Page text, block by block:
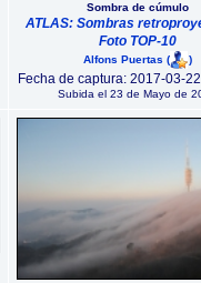
Sombra de cúmulo
ATLAS: Sombras
Foto TOP-10
Alfons Puertas ( )
Fecha de captura: 2017-03-
Subida el 23 de Mayo de